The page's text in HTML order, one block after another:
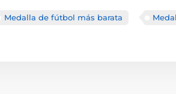
Medalla de fútbol más barata